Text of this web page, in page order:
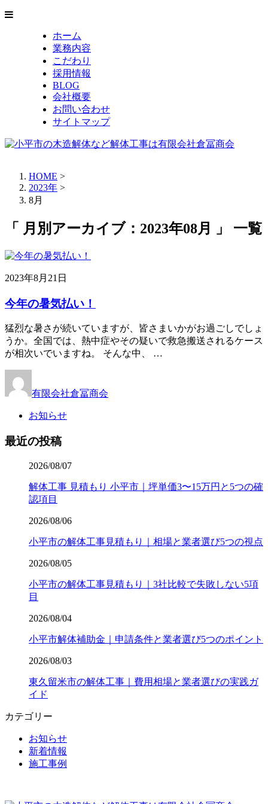
ホーム
業務内容
こだわり
採用情報
BLOG
会社概要
お問い合わせ
サイトマップ
HOME >
2023年 >
8月
「 月別アーカイブ：2023年08月 」 一覧
2023年8月21日
今年の暑気払い！
猛烈な暑さが続いていますが、皆さまいかがお過ごしでしょ
うか。全国では、熱中症やその疑いで救急搬送されるケース
が相次いでいますね。 そんな中、 …
有限会社倉冨商会
お知らせ
最近の投稿
2026/08/07
解体工事 見積もり 小平市｜坪単価3〜15万円と5つの確
認項目
2026/08/06
小平市の解体工事見積もり｜相場と業者選び5つの視点
2026/08/05
小平市の解体工事見積もり｜3社比較で失敗しない5項
目
2026/08/04
小平市解体補助金｜申請条件と業者選び5つのポイント
2026/08/03
東久留米市の解体工事｜費用相場と業者選びの実践ガ
イド
カテゴリー
お知らせ
新着情報
施工事例